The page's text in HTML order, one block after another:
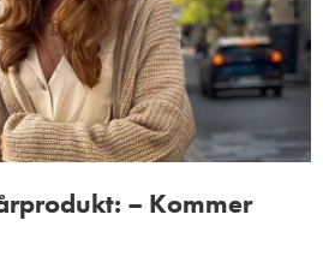
– Kommer